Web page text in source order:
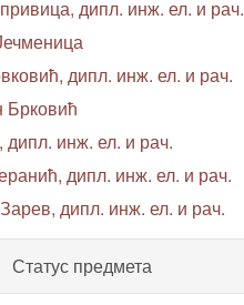
дипл. инж. ел. и рач.
дипл. инж. ел. и рач.
Брковић
дипл. инж. ел. и рач.
дипл. инж. ел. и рач.
дипл. инж. ел. и рач.
Статус предмета